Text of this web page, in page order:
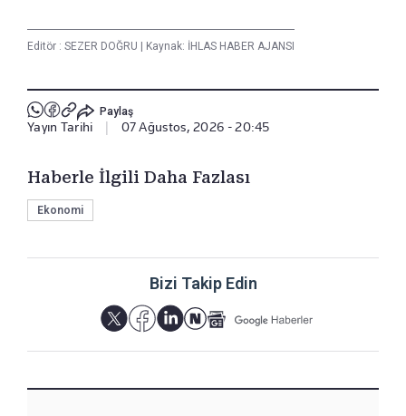
Editör : SEZER DOĞRU Kaynak: İHLAS HABER AJANSI
Paylaş
Yayın Tarihi 07 Ağustos, 2026 - 20:45
Haberle İlgili Daha Fazlası
Ekonomi
Bizi Takip Edin